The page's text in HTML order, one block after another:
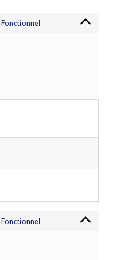
Fonctionnel
Fonctionnel